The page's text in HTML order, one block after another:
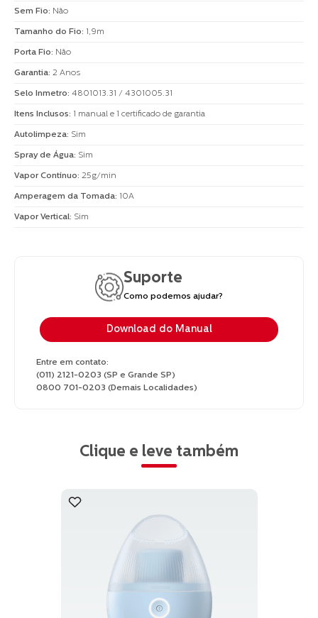
Sem Fio: Não
Tamanho do Fio: 1,9m
Porta Fio: Não
Garantia: 2 Anos
Selo Inmetro: 4801013.31 / 4301005.31
Itens Inclusos: 1 manual e 1 certificado de garantia
Autolimpeza: Sim
Spray de Água: Sim
Vapor Contínuo: 25g/min
Amperagem da Tomada: 10A
Vapor Vertical: Sim
Suporte
Como podemos ajudar?
Download do Manual
Entre em contato:
(011) 2121-0203 (SP e Grande SP)
0800 701-0203 (Demais Localidades)
Clique e leve também